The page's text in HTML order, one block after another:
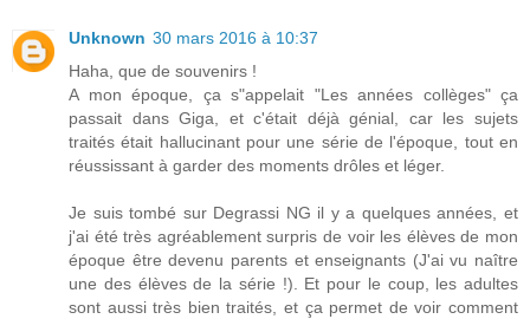
Unknown 30 mars 2016 à 10:37
Haha, que de souvenirs !
A mon époque, ça s"appelait "Les années collèges" ça
passait dans Giga, et c'était déjà génial, car les sujets
traités était hallucinant pour une série de l'époque, tout en
réussissant à garder des moments drôles et léger.
Je suis tombé sur Degrassi NG il y a quelques années, et
j'ai été très agréablement surpris de voir les élèves de mon
époque être devenu parents et enseignants (J'ai vu naître
une des élèves de la série !). Et pour le coup, les adultes
sont aussi très bien traités, et ça permet de voir comment